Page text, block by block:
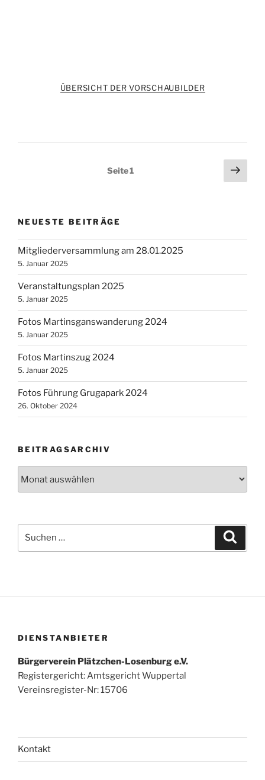
ÜBERSICHT DER VORSCHAUBILDER
Seitennummerierung
Seite1
NEUESTE BEITRÄGE
Mitgliederversammlung am 28.01.2025
5. Januar 2025
Veranstaltungsplan 2025
5. Januar 2025
Fotos Martinsganswanderung 2024
5. Januar 2025
Fotos Martinszug 2024
5. Januar 2025
Fotos Führung Grugapark 2024
26. Oktober 2024
BEITRAGSARCHIV
nach:
DIENSTANBIETER
Bürgerverein Plätzchen-Losenburg e.V.
Registergericht: Amtsgericht Wuppertal
Vereinsregister-Nr: 15706
Kontakt